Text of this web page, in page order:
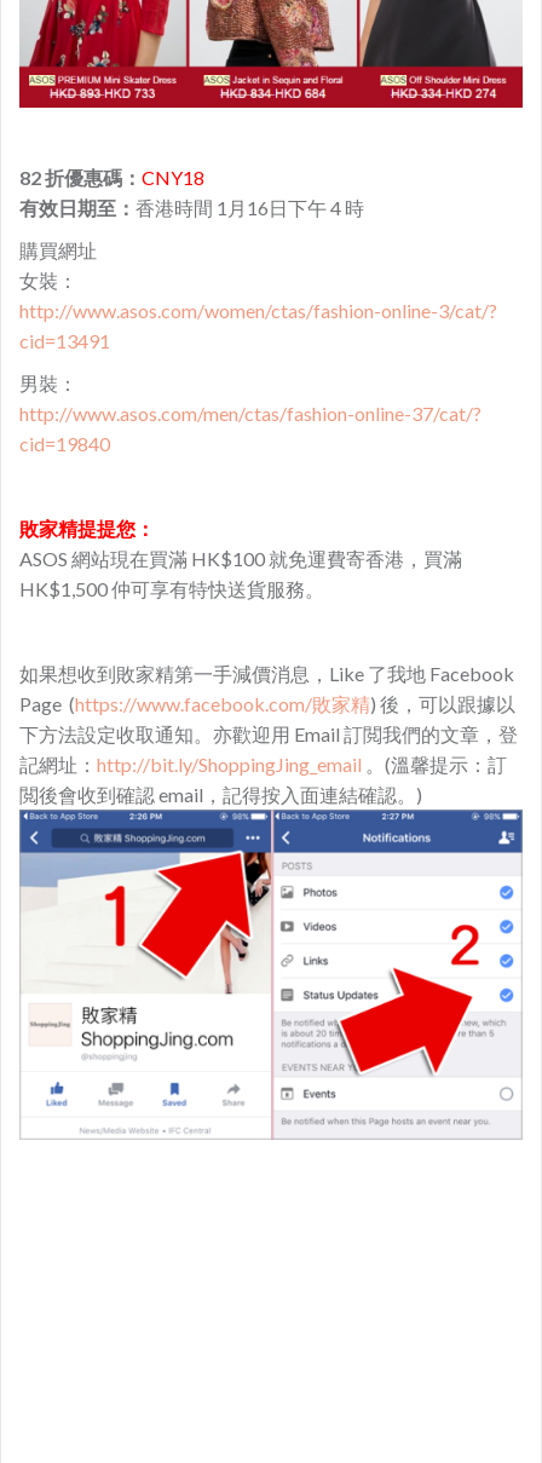
82 折優惠碼： CNY18
有效日期至： 香港時間 1月16日下午 4 時
購買網址
女裝：
http://www.asos.com/women/ctas/fashion-online-3/cat/?
cid=13491
男裝：
http://www.asos.com/men/ctas/fashion-online-37/cat/?
cid=19840
敗家精提提您：
ASOS 網站現在買滿 HK$100 就免運費寄香港，買滿
HK$1,500 仲可享有特快送貨服務。
如果想收到敗家精第一手減價消息，Like 了我地 Facebook
Page (https://www.facebook.com/敗家精) 後，可以跟據以
下方法設定收取通知。亦歡迎用 Email 訂閲我們的文章，登
記網址： http://bit.ly/ShoppingJing_email 。(溫馨提示：訂
閲後會收到確認 email，記得按入面連結確認。)